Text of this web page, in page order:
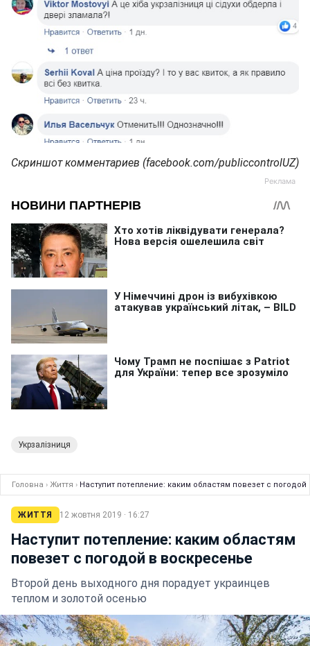
Скриншот комментариев (facebook.com/publiccontrolUZ)
Укрзалізниця
Головна › Життя › Наступит потепление: каким областям повезет с
ЖИТТЯ 12 жовтня 2019 · 16:27
Наступит потепление: каким областям
повезет с погодой в воскресенье
Второй день выходного дня порадует украинцев
теплом и золотой осенью